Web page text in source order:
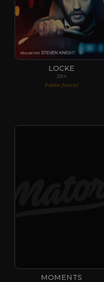
LOCKE
2014
Eddie (voice)
MOMENTS